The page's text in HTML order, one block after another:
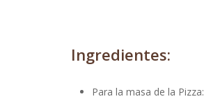
Ingredientes:
Para la masa de la Pizza: